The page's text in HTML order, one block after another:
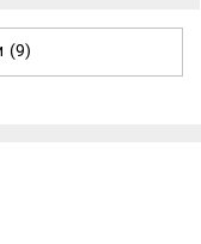
(9)